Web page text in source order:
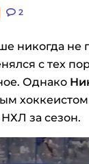
2
никогда не
с тех
Однако
за сезон.